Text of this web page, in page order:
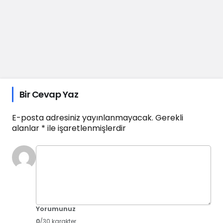
Bir Cevap Yaz
E-posta adresiniz yayınlanmayacak. Gerekli
alanlar * ile işaretlenmişlerdir
Yorumunuz